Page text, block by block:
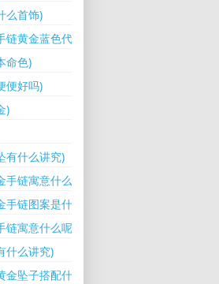
么首饰)
黄金蓝色代表什么意思)
命色)
便好吗)
)
有什么讲究)
链寓意什么呢图片)
链图案是什么寓意)
寓意什么呢)
什么讲究)
坠子搭配什么好看图片)